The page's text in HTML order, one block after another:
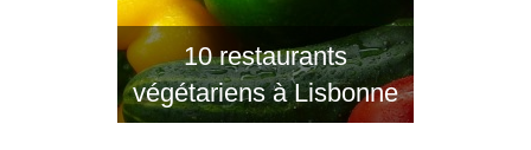
10 restaurants
végétariens à Lisbonne